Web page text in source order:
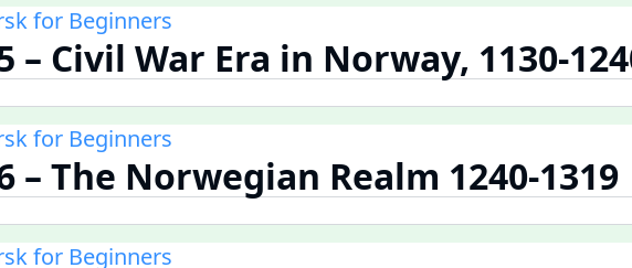
for Beginners
– Civil War Era in Norway, 1130-
for Beginners
– The Norwegian Realm 1240-1319
for Beginners